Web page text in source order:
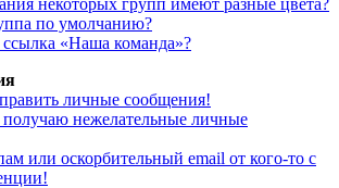
по умолчанию?
ссылка «Наша команда»?
личные сообщения!
нежелательные личные
или оскорбительный email от кого-то с